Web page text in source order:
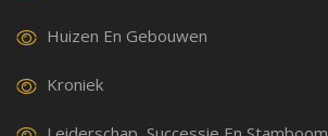
Huizen En Gebouwen
Kroniek